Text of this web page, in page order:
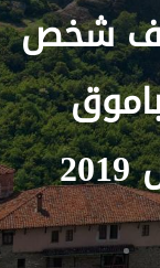
بتحليق 60 ألف شخص